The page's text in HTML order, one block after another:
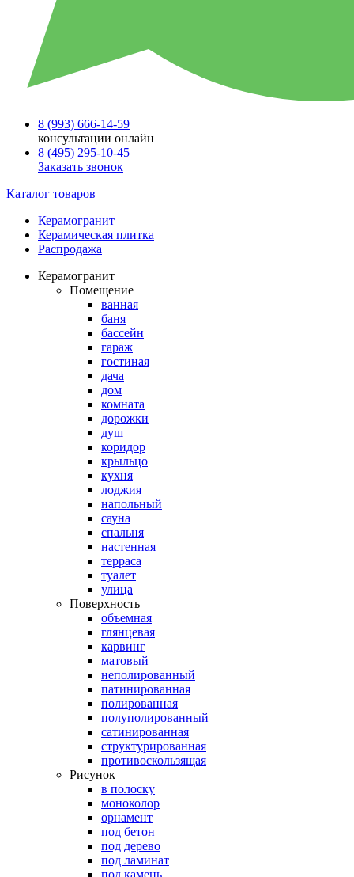
8 (993) 666-14-59
консультации онлайн
8 (495) 295-10-45
Заказать звонок
Каталог товаров
Керамогранит
Керамическая плитка
Распродажа
Керамогранит
Помещение
ванная
баня
бассейн
гараж
гостиная
дача
дом
комната
дорожки
душ
коридор
крыльцо
кухня
лоджия
напольный
сауна
спальня
настенная
терраса
туалет
улица
Поверхность
объемная
глянцевая
карвинг
матовый
неполированный
патинированная
полированная
полуполированный
сатинированная
структурированная
противоскользящая
Рисунок
в полоску
моноколор
орнамент
под бетон
под дерево
под ламинат
под камень